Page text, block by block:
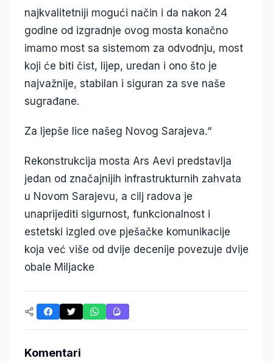
najkvalitetniji mogući način i da nakon 24
godine od izgradnje ovog mosta konačno
imamo most sa sistemom za odvodnju, most
koji će biti čist, lijep, uredan i ono što je
najvažnije, stabilan i siguran za sve naše
sugrađane.
Za ljepše lice našeg Novog Sarajeva.“
Rekonstrukcija mosta Ars Aevi predstavlja
jedan od značajnijih infrastrukturnih zahvata
u Novom Sarajevu, a cilj radova je
unaprijediti sigurnost, funkcionalnost i
estetski izgled ove pješačke komunikacije
koja već više od dvije decenije povezuje dvije
obale Miljacke
Komentari